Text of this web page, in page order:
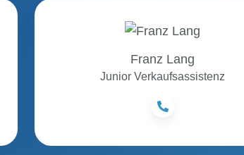
Lang
Franz Lang
Junior Verkaufsassistenz